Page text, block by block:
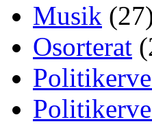
Musik
Osorterat